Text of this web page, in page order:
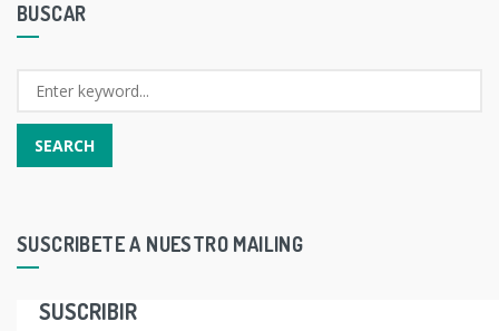
BUSCAR
SUSCRIBETE A NUESTRO MAILING
SUSCRIBIR